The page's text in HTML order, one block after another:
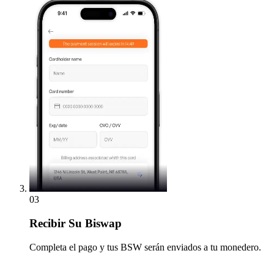
03
Recibir Su Biswap
Completa el pago y tus BSW serán enviados a tu monedero.